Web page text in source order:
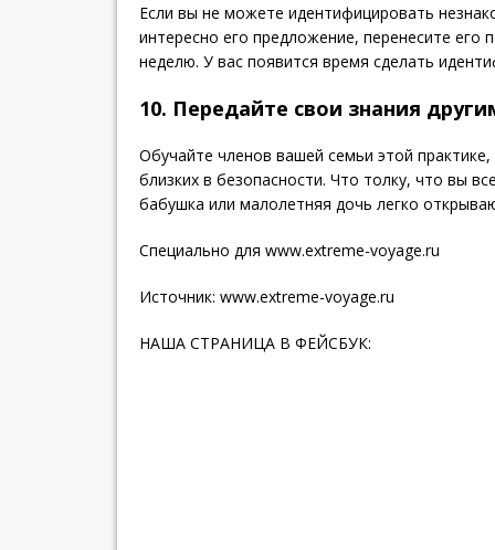
Если вы не можете идентифицировать
интересно его предложение, перенесите его
неделю. У вас появится время сделать
10. Передайте свои знания
Обучайте членов вашей семьи этой
близких в безопасности. Что толку, что вы
бабушка или малолетняя дочь легко
Специально для www.extreme-voyage.ru
Источник: www.extreme-voyage.ru
НАША СТРАНИЦА В ФЕЙСБУК: